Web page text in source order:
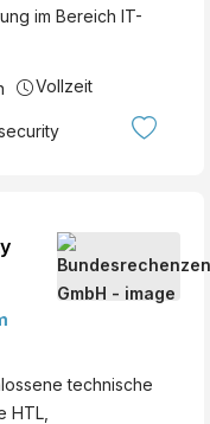
im Bereich IT-
Vollzeit
technische
HTL,